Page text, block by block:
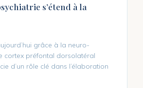
s’étend à la
grâce à la neuro-
cortex préfontal dorsolatéral
d’un rôle clé dans l’élaboration